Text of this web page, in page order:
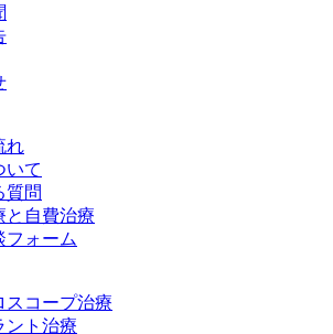
れ
いて
質問
と自費治療
フォーム
スコープ治療
ント治療